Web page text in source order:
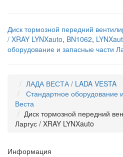
Диск тормозной передний
/ XRAY LYNXauto, BN1062,
оборудование и запасные части
ЛАДА ВЕСТА / LADA VESTA
Стандартное оборудование
Веста
Диск тормозной передний
Ларгус / XRAY LYNXauto
Информация